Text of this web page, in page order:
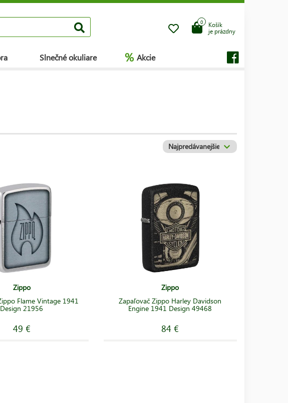
Košík
je prázdny
0
Slnečné okuliare % Akcie
Zippo
Flame Vintage 1941
Design 21956
49 €
Zippo
Zapaľovač Zippo Harley Davidson
Engine 1941 Design 49468
84 €